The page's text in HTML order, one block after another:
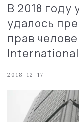
В 2018 году
удалось
прав
International
2018-12-17